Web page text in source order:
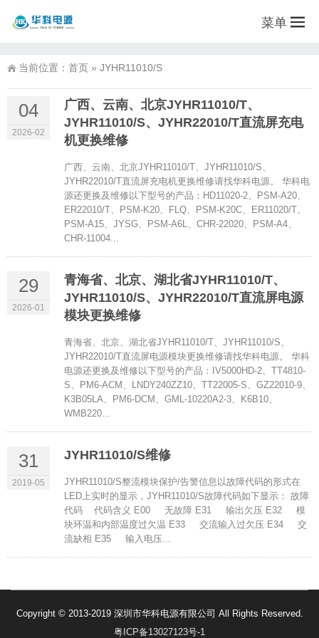
菜单
当前位置： 首页 » JYHR11010/S
04
2026-02
广西、云南、北京JYHR11010/T、
JYHR11010/S、JYHR22010/T直流屏充电
机更换维修
广西、云南、北京JYHR11010/T、JYHR11010/S、
JYHR22010/T直流屏充电机更换维修请找华科电源。 华科电
源还更换及维修以下型号的产品：HD11020-2、PSM-A20、
ER22010/T、PSM-K20、FLQ、PSM-K20C、ER11020/T、
PSM-A15、JYSG、PSM-A6L、CHR-22020、PSM-A4、
CHR-11004...
29
2026-01
青海省、北京、湖北省JYHR11010/T、
JYHR11010/S、JYHR22010/T直流屏电源
模块更换维修
青海省、北京、湖北省JYHR11010/T、JYHR11010/S、
JYHR22010/T直流屏电源模块更换维修请找华科电源。 华科
电源还更换及维修以下型号的产品：IV5000HD-2、TT4810-
S、PM6-ACM、LNDY240ZZ10、TT22005-S、GZ22010-9、
K3B05LA、PM6-DCM、GML-10220A2-3、K6B10、
WMB220...
31
2019-05
JYHR11010/S维修
JYHR11010/S整流模块保护/告警信息以故障代码的形式在
LED上实时的显示，JYHR11010/S故障代码如下显示： 故障
代码 代码含义 E00 无故障 E31 输出欠压 E32 模
块环温和内部温度过欠温 E33 交流输入过欠压 E34 交
流缺相 E35 输入电压...
Copyright © 2013-2019 深圳市华科电源有限公司 All Rights Reserved.
粤ICP备13027123号-1